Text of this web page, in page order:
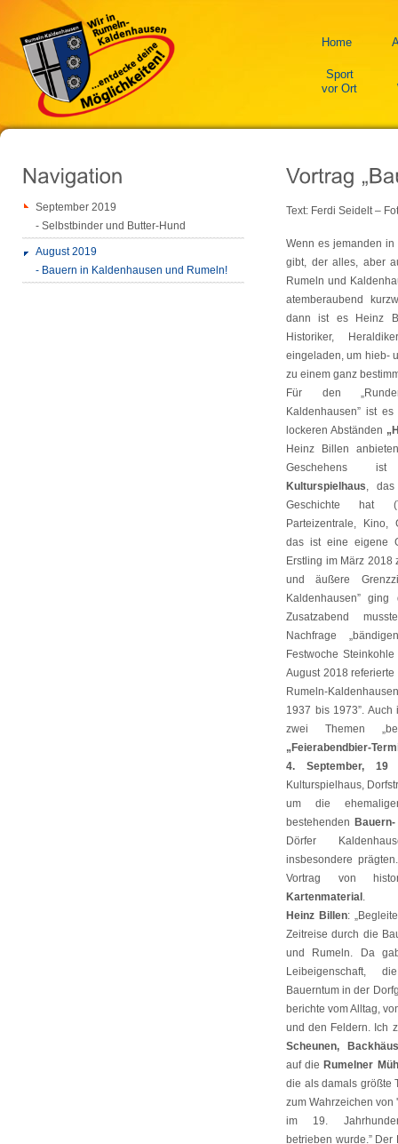
Home
Sport
vor Ort
Text: Ferdi Seidelt –
Wenn es jemanden
gibt, der alles, aber
Rumeln und
atemberaubend
dann ist es Heinz
Historiker,
eingeladen, um hieb-
zu einem ganz
Für den
Kaldenhausen” ist
lockeren Abständen
Heinz Billen
Kulturspielhaus, das
Geschichte hat
Parteizentrale, Kino,
das ist eine eigene
Erstling im März 2018
und äußere
Kaldenhausen”
Zusatzabend
Nachfrage
Festwoche
August 2018
Rumeln-
1937 bis 1973”.
zwei Themen
„Feierabendbier-
4. September,
Kulturspielhaus,
um die
bestehenden
Dörfer
insbesondere
Vortrag von
Kartenmaterial .
Heinz Billen:
Zeitreise durch die
und Rumeln. Da
Leibeigenschaft,
Bauerntum in der
berichte vom Alltag,
und den Feldern. Ich
Scheunen,
auf die Rumelner
die als damals größte
zum Wahrzeichen
im 19.
betrieben wurde.”
September 2019
- Selbstbinder und Butter-Hund
August 2019
- Bauern in Kaldenhausen und Rumeln!